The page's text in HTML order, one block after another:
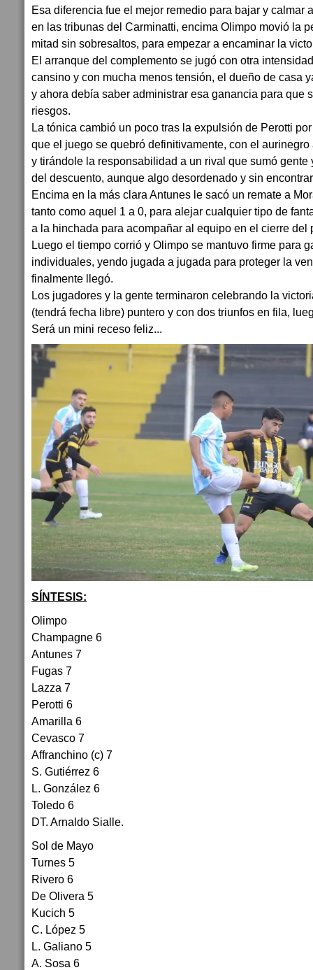
Esa diferencia fue el mejor remedio para bajar y calmar
en las tribunas del Carminatti, encima Olimpo movió la
mitad sin sobresaltos, para empezar a encaminar la
El arranque del complemento se jugó con otra
cansino y con mucha menos tensión, el dueño de casa
y ahora debía saber administrar esa ganancia para que
riesgos.
La tónica cambió un poco tras la expulsión de Perotti
que el juego se quebró definitivamente, con el
y tirándole la responsabilidad a un rival que sumó gente
del descuento, aunque algo desordenado y sin
Encima en la más clara Antunes le sacó un remate a
tanto como aquel 1 a 0, para alejar cualquier tipo de
a la hinchada para acompañar al equipo en el cierre del
Luego el tiempo corrió y Olimpo se mantuvo firme para
individuales, yendo jugada a jugada para proteger la
finalmente llegó.
Los jugadores y la gente terminaron celebrando la
(tendrá fecha libre) puntero y con dos triunfos en fila,
Será un mini receso feliz...
SÍNTESIS:
Olimpo
Champagne 6
Antunes 7
Fugas 7
Lazza 7
Perotti 6
Amarilla 6
Cevasco 7
Affranchino (c) 7
S. Gutiérrez 6
L. González 6
Toledo 6
DT. Arnaldo Sialle.
Sol de Mayo
Turnes 5
Rivero 6
De Olivera 5
Kucich 5
C. López 5
L. Galiano 5
A. Sosa 6